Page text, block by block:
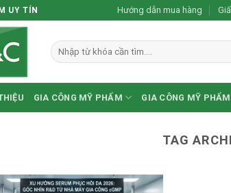
UY TÍN Hướng dẫn mua hàng
GIA CÔNG MỸ PHẨM GIA CÔNG MỸ
TAG